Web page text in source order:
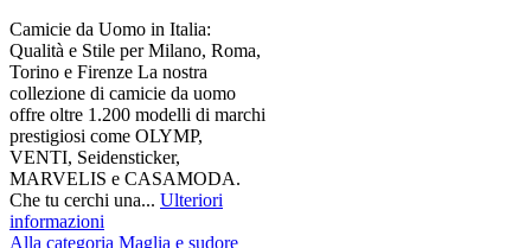
Camicie da Uomo in Italia:
Qualità e Stile per Milano, Roma,
Torino e Firenze La nostra
collezione di camicie da uomo
offre oltre 1.200 modelli di marchi
prestigiosi come OLYMP,
VENTI, Seidensticker,
MARVELIS e CASAMODA.
Che tu cerchi una... Ulteriori
informazioni
Alla categoria Maglia e sudore